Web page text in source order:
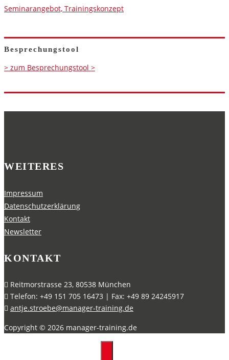
Seminarangebot, Trainingskonzept
Besprechungstool
> zum Besprechungstool >
WEITERES
Impressum
Datenschutzerklärung
Kontakt
Newsletter
KONTAKT
Reitmorstrasse 23, 80538 München
Telefon: +49 151 705 16473 | Fax: +49 89 24245917
antje.stroebe@manager-training.de
Copyright © 2026 manager-training.de